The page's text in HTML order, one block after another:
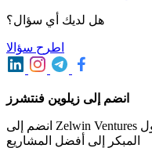
هل لديك أي سؤال؟
اطرح سؤالا
انضم إلى زيلوين فنتشرز
انضم إلى Zelwin Ventures واحصل على إمكانية الوصول
المبكر إلى أفضل المشاريع